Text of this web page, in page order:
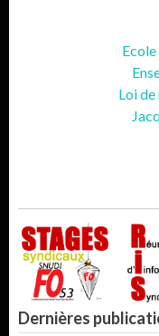
Loi
Dernières